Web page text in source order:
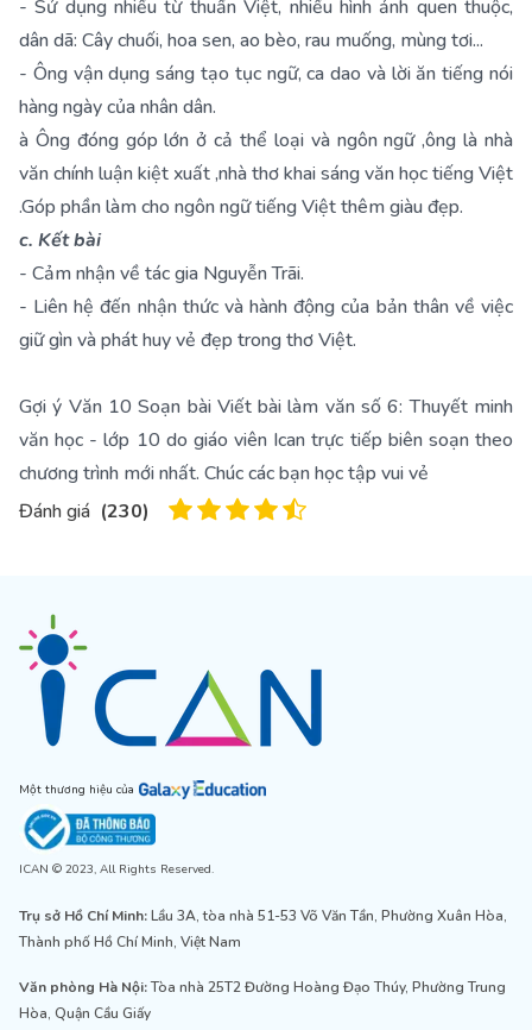
- Sử dụng nhiều từ thuần Việt, nhiều hình ảnh quen thuộc,
dân dã: Cây chuối, hoa sen, ao bèo, rau muống, mùng tơi...
- Ông vận dụng sáng tạo tục ngữ, ca dao và lời ăn tiếng nói
hàng ngày của nhân dân.
à Ông đóng góp lớn ở cả thể loại và ngôn ngữ ,ông là nhà
văn chính luận kiệt xuất ,nhà thơ khai sáng văn học tiếng Việt
.Góp phần làm cho ngôn ngữ tiếng Việt thêm giàu đẹp.
c. Kết bài
- Cảm nhận về tác gia Nguyễn Trãi.
- Liên hệ đến nhận thức và hành động của bản thân về việc
giữ gìn và phát huy vẻ đẹp trong thơ Việt.
Gợi ý Văn 10 Soạn bài Viết bài làm văn số 6: Thuyết minh
văn học - lớp 10 do giáo viên Ican trực tiếp biên soạn theo
chương trình mới nhất. Chúc các bạn học tập vui vẻ
Đánh giá (230)
Một thương hiệu của
ICAN © 2023, All Rights Reserved.
Trụ sở Hồ Chí Minh:Lầu 3A, tòa nhà 51-53 Võ Văn Tần, Phường Xuân Hòa,
Thành phố Hồ Chí Minh, Việt Nam
Văn phòng Hà Nội:Tòa nhà 25T2 Đường Hoàng Đạo Thúy, Phường Trung
Hòa, Quận Cầu Giấy